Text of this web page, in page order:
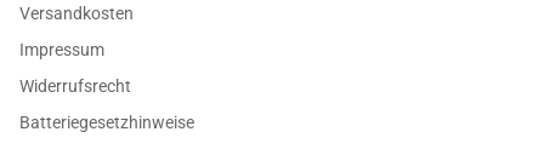
Versandkosten
Impressum
Widerrufsrecht
Batteriegesetzhinweise